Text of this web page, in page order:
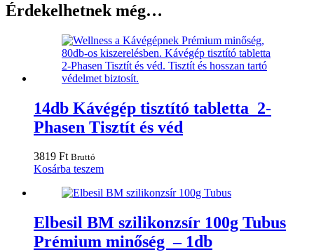
Érdekelhetnek még…
14db Kávégép tisztító tabletta 2-
Phasen Tisztít és véd
3819 Ft Bruttó
Kosárba teszem
Elbesil BM szilikonzsír 100g Tubus
Prémium minőség – 1db